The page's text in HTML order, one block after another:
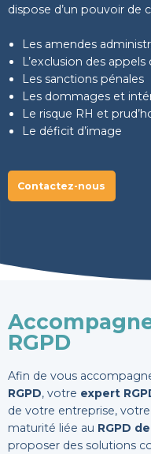
dispose d’un pouvoir de
Les amendes
L’exclusion des appels
Les sanctions pénales
Les dommages et
Le risque RH et
Le déficit d’image
Contactez-nous
RGPD
Afin de vous
RGPD, votre expert
de votre entreprise,
maturité liée au RGPD
proposer des solutions